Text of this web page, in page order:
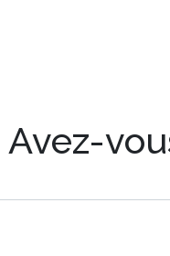
Avez-